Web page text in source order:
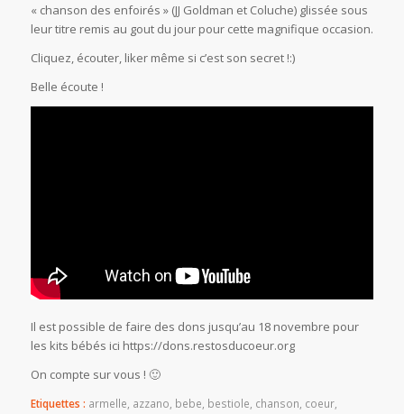
« chanson des enfoirés » (JJ Goldman et Coluche) glissée sous
leur titre remis au gout du jour pour cette magnifique occasion.
Cliquez, écouter, liker même si c’est son secret !:)
Belle écoute !
Il est possible de faire des dons jusqu’au 18 novembre pour
les kits bébés ici https://dons.restosducoeur.org
On compte sur vous ! 🙂
Etiquettes : armelle, azzano, bebe, bestiole, chanson, coeur,